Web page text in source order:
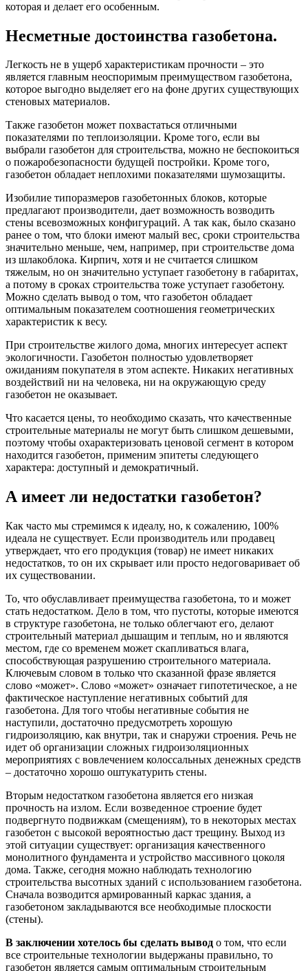
которая и делает его особенным.
Несметные достоинства газобетона.
Легкость не в ущерб характеристикам прочности – это
является главным неоспоримым преимуществом газобетона,
которое выгодно выделяет его на фоне других существующих
стеновых материалов.
Также газобетон может похвастаться отличными
показателями по теплоизоляции. Кроме того, если вы
выбрали газобетон для строительства, можно не беспокоиться
о пожаробезопасности будущей постройки. Кроме того,
газобетон обладает неплохими показателями шумозащиты.
Изобилие типоразмеров газобетонных блоков, которые
предлагают производители, дает возможность возводить
стены всевозможных конфигураций. А так как, было сказано
ранее о том, что блоки имеют малый вес, сроки строительства
значительно меньше, чем, например, при строительстве дома
из шлакоблока. Кирпич, хотя и не считается слишком
тяжелым, но он значительно уступает газобетону в габаритах,
а потому в сроках строительства тоже уступает газобетону.
Можно сделать вывод о том, что газобетон обладает
оптимальным показателем соотношения геометрических
характеристик к весу.
При строительстве жилого дома, многих интересует аспект
экологичности. Газобетон полностью удовлетворяет
ожиданиям покупателя в этом аспекте. Никаких негативных
воздействий ни на человека, ни на окружающую среду
газобетон не оказывает.
Что касается цены, то необходимо сказать, что качественные
строительные материалы не могут быть слишком дешевыми,
поэтому чтобы охарактеризовать ценовой сегмент в котором
находится газобетон, применим эпитеты следующего
характера: доступный и демократичный.
А имеет ли недостатки газобетон?
Как часто мы стремимся к идеалу, но, к сожалению, 100%
идеала не существует. Если производитель или продавец
утверждает, что его продукция (товар) не имеет никаких
недостатков, то он их скрывает или просто недоговаривает об
их существовании.
То, что обуславливает преимущества газобетона, то и может
стать недостатком. Дело в том, что пустоты, которые имеются
в структуре газобетона, не только облегчают его, делают
строительный материал дышащим и теплым, но и являются
местом, где со временем может скапливаться влага,
способствующая разрушению строительного материала.
Ключевым словом в только что сказанной фразе является
слово «может». Слово «может» означает гипотетическое, а не
фактическое наступление негативных событий для
газобетона. Для того чтобы негативные события не
наступили, достаточно предусмотреть хорошую
гидроизоляцию, как внутри, так и снаружи строения. Речь не
идет об организации сложных гидроизоляционных
мероприятиях с вовлечением колоссальных денежных средств
– достаточно хорошо оштукатурить стены.
Вторым недостатком газобетона является его низкая
прочность на излом. Если возведенное строение будет
подвергнуто подвижкам (смещениям), то в некоторых местах
газобетон с высокой вероятностью даст трещину. Выход из
этой ситуации существует: организация качественного
монолитного фундамента и устройство массивного цоколя
дома. Также, сегодня можно наблюдать технологию
строительства высотных зданий с использованием газобетона.
Сначала возводится армированный каркас здания, а
газобетоном закладываются все необходимые плоскости
(стены).
В заключении хотелось бы сделать вывод о том, что если
все строительные технологии выдержаны правильно, то
газобетон является самым оптимальным строительным